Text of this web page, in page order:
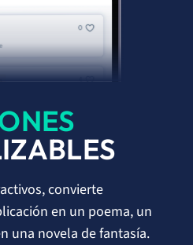
convierte
en un poema, un
una novela de fantasía.